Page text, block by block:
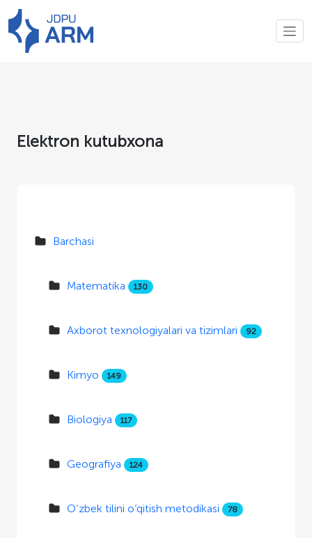
Elektron kutubxona
Barchasi
Matematika 130
Axborot texnologiyalari va tizimlari 92
Kimyo 149
Biologiya 117
Geografiya 124
O‘zbek tilini o‘qitish metodikasi 78